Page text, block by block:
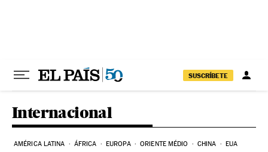
SUSCRÍBETE
Internacional
AMÉRICA LATINA ÁFRICA EUROPA ORIENTE MÉDIO CHINA EUA